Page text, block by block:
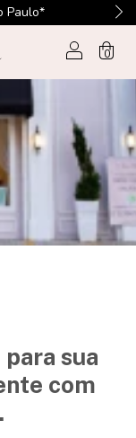
Paulo*
0
sua
com